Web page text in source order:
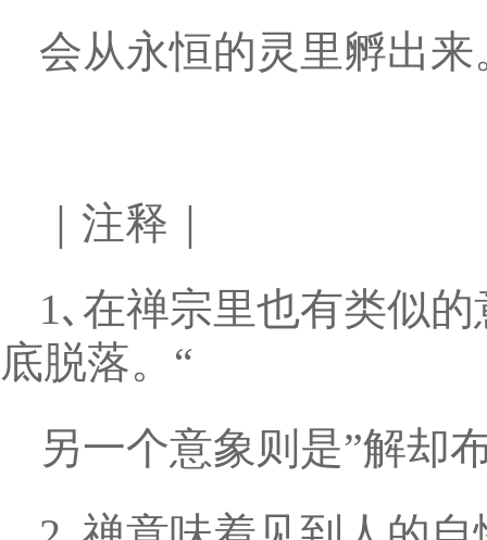
会从永恒的灵里孵出来
｜注释｜
1､在禅宗里也有类似
底脱落。“
另一个意象则是”解却